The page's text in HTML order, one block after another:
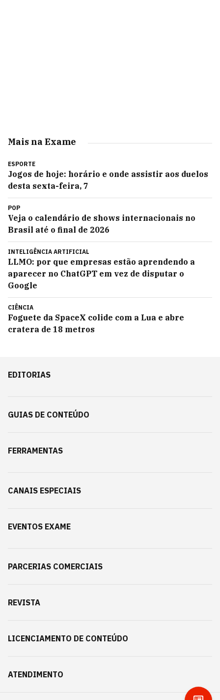
Mais na Exame
ESPORTE
Jogos de hoje: horário e onde assistir aos duelos
desta sexta-feira, 7
POP
Veja o calendário de shows internacionais no
Brasil até o final de 2026
INTELIGÊNCIA ARTIFICIAL
LLMO: por que empresas estão aprendendo a
aparecer no ChatGPT em vez de disputar o
Google
CIÊNCIA
Foguete da SpaceX colide com a Lua e abre
cratera de 18 metros
EDITORIAS
GUIAS DE CONTEÚDO
FERRAMENTAS
CANAIS ESPECIAIS
EVENTOS EXAME
PARCERIAS COMERCIAIS
REVISTA
LICENCIAMENTO DE CONTEÚDO
ATENDIMENTO